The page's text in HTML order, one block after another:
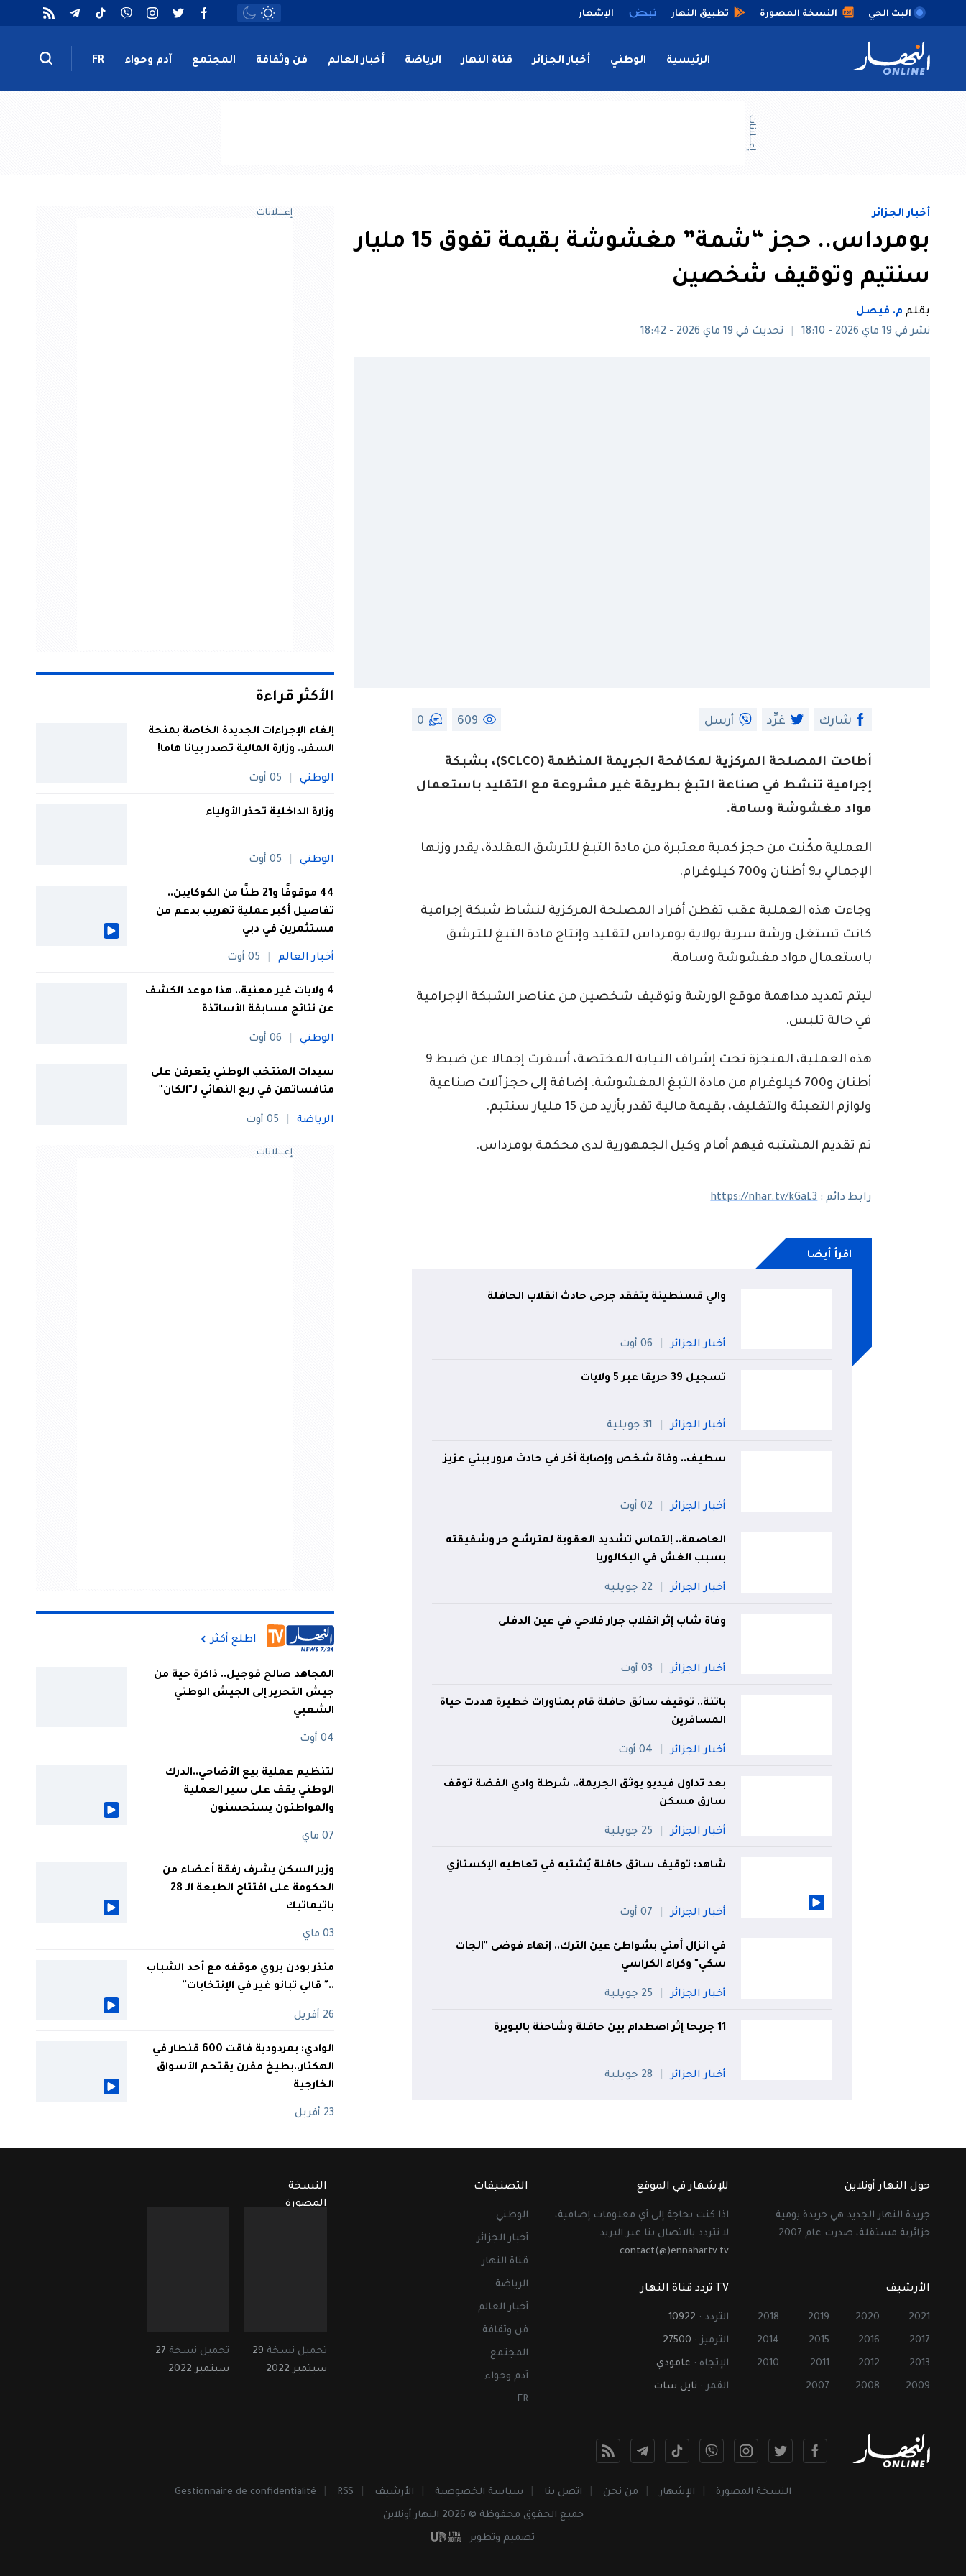
البث الحي النسخة المصورة تطبيق النهار الإشهار
الرئيسية الوطني أخبار الجزائر قناة النهار الرياضة أخبار العالم فن وثقافة المجتمع آدم وحواء FR
إعــــلانات
أخبار الجزائر
بومرداس.. حجز “شمة” مغشوشة بقيمة تفوق 15 مليار
سنتيم وتوقيف شخصين
بقلم م. فيصل
نشر في 19 ماي 2026 - 18:10
تحديث في 19 ماي 2026 - 18:42
شارك غرِّد أرسل 609
0
أطاحت المصلحة المركزية لمكافحة الجريمة المنظمة (SCLCO)، بشبكة
إجرامية تنشط في صناعة التبغ بطريقة غير مشروعة مع التقليد باستعمال
مواد مغشوشة وسامة.
العملية مكّنت من حجز كمية معتبرة من مادة التبغ للترشق المقلدة، يقدر وزنها
الإجمالي بـ9 أطنان و700 كيلوغرام.
وجاءت هذه العملية عقب تفطن أفراد المصلحة المركزية لنشاط شبكة إجرامية
كانت تستغل ورشة سرية بولاية بومرداس لتقليد وإنتاج مادة التبغ للترشق
باستعمال مواد مغشوشة وسامة.
ليتم تمديد مداهمة موقع الورشة وتوقيف شخصين من عناصر الشبكة الإجرامية
في حالة تلبس.
هذه العملية، المنجزة تحت إشراف النيابة المختصة، أسفرت إجمالا عن ضبط 9
أطنان و700 كيلوغرام من مادة التبغ المغشوشة. إضافة إلى حجز آلات صناعية
ولوازم التعبئة والتغليف، بقيمة مالية تقدر بأزيد من 15 مليار سنتيم.
تم تقديم المشتبه فيهم أمام وكيل الجمهورية لدى محكمة بومرداس.
رابط دائم :https://nhar.tv/kGaL3
اقرأ أيضا
والي قسنطينة يتفقد جرحى حادث انقلاب الحافلة
أخبار الجزائر 06 أوت
تسجيل 39 حريقا عبر 5 ولايات
أخبار الجزائر 31 جويلية
سطيف.. وفاة شخص وإصابة آخر في حادث مرور ببني عزيز
أخبار الجزائر 02 أوت
العاصمة.. إلتماس تشديد العقوبة لمترشح حر وشقيقته
بسبب الغش في البكالوريا
أخبار الجزائر 22 جويلية
وفاة شاب إثر انقلاب جرار فلاحي في عين الدفلى
أخبار الجزائر 03 أوت
باتنة.. توقيف سائق حافلة قام بمناورات خطيرة هددت حياة
المسافرين
أخبار الجزائر 04 أوت
بعد تداول فيديو يوثق الجريمة.. شرطة وادي الفضة توقف
سارق مسكن
أخبار الجزائر 25 جويلية
شاهد: توقيف سائق حافلة يُشتبه في تعاطيه الإكستازي
أخبار الجزائر 07 أوت
في انزال أمني بشواطئ عين الترك.. إنهاء فوضى "الجات
سكي" وكراء الكراسي
أخبار الجزائر 25 جويلية
11 جريحا إثر اصطدام بين حافلة وشاحنة بالبويرة
أخبار الجزائر 28 جويلية
إعــــلانات
الأكثر قراءة
إلغاء الإجراءات الجديدة الخاصة بمنحة
السفر.. وزارة المالية تصدر بيانا هاما!
الوطني 05 أوت
وزارة الداخلية تحذر الأولياء
الوطني 05 أوت
44 موقوفًا و21 طنًا من الكوكايين..
تفاصيل أكبر عملية تهريب بدعم من
مستثمرين في دبي
أخبار العالم 05 أوت
4 ولايات غير معنية.. هذا موعد الكشف
عن نتائج مسابقة الأساتذة
الوطني 06 أوت
سيدات المنتخب الوطني يتعرفن على
منافساتهن في ربع النهائي لـ"الكان"
الرياضة 05 أوت
إعــــلانات
اطلع أكثر
المجاهد صالح قوجيل.. ذاكرة حية من
جيش التحرير إلى الجيش الوطني
الشعبي
04 أوت
لتنظيم عملية بيع الأضاحي..الدرك
الوطني يقف على سير العملية
والمواطنون يستحسنون
07 ماي
وزير السكن يشرف رفقة أعضاء من
الحكومة على افتتاح الطبعة الـ 28
باتيماتيك
03 ماي
منذر بودن يروي موقفه مع أحد الشباب
.." قالي تبانو غير في الإنتخابات"
26 أفريل
الوادي: بمردودية فاقت 600 قنطار في
الهكتار..بطيخ مقرن يقتحم الأسواق
الخارجية
23 أفريل
حول النهار أونلاين
جريدة النهار الجديد هي جريدة يومية
جزائرية مستقلة، صدرت عام 2007.
للإشهار في الموقع
اذا كنت بحاجة إلى أي معلومات إضافية،
لا تتردد بالاتصال بنا عبر البريد
contact(@)ennahartv.tv
الأرشيف
2021
2020
2019
2018
2017
2016
2015
2014
2013
2012
2011
2010
2009
2008
2007
TV تردد قناة النهار
التردد : 10922
الترميز : 27500
الإتجاه : عامودي
القمر : نايل سات
التصنيفات
الوطني
أخبار الجزائر
قناة النهار
الرياضة
أخبار العالم
فن وثقافة
المجتمع
آدم وحواء
FR
النسخة
المصورة
تحميل نسخة 29
سبتمبر 2022
تحميل نسخة 27
سبتمبر 2022
النسخة المصورة الإشهار من نحن اتصل بنا سياسة الخصوصية الأرشيف RSS
Gestionnaire de confidentialité
جميع الحقوق محفوظة © 2026 النهار أونلاين
تصميم وتطوير